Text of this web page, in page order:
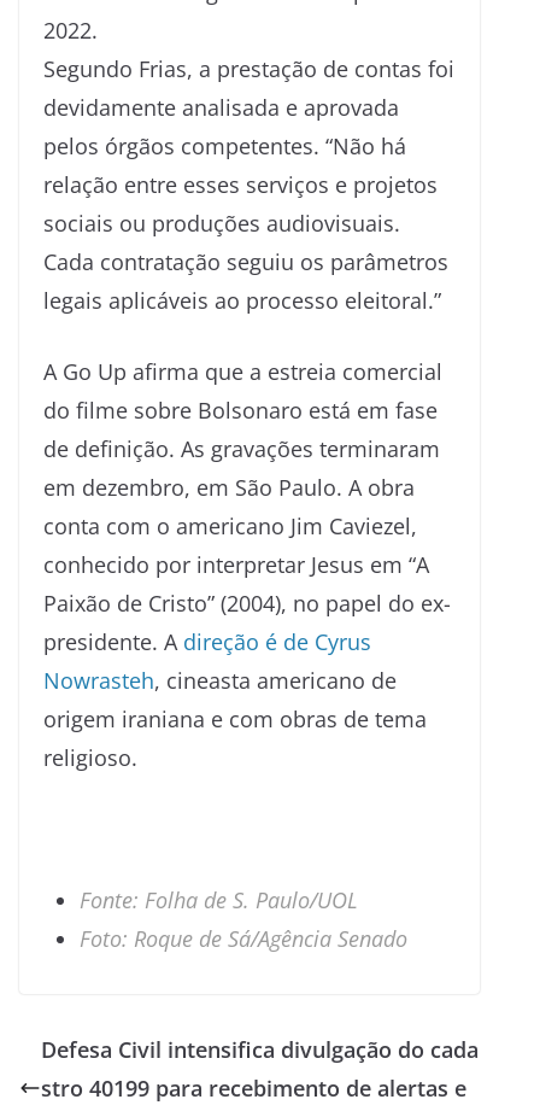
2022.
Segundo Frias, a prestação de contas foi
devidamente analisada e aprovada
pelos órgãos competentes. “Não há
relação entre esses serviços e projetos
sociais ou produções audiovisuais.
Cada contratação seguiu os parâmetros
legais aplicáveis ao processo eleitoral.”
A Go Up afirma que a estreia comercial
do filme sobre Bolsonaro está em fase
de definição. As gravações terminaram
em dezembro, em São Paulo. A obra
conta com o americano Jim Caviezel,
conhecido por interpretar Jesus em “A
Paixão de Cristo” (2004), no papel do ex-
presidente. A direção é de Cyrus
Nowrasteh, cineasta americano de
origem iraniana e com obras de tema
religioso.
Fonte: Folha de S. Paulo/UOL
Foto: Roque de Sá/Agência Senado
Defesa Civil intensifica divulgação do cada
stro 40199 para recebimento de alertas e